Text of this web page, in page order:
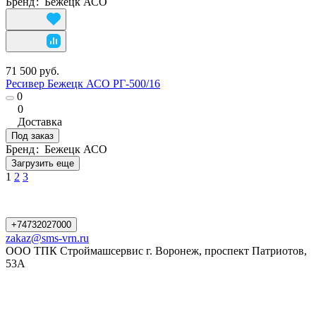
71 500 руб.
Ресивер Бежецк АСО РГ-500/16
0
0
Доставка
Под заказ
Бренд: Бежецк АСО
Загрузить еще
1 2 3
+74732027000
zakaz@sms-vrn.ru
ООО ТПК Строймашсервис г. Воронеж, проспект Патриотов,
53А